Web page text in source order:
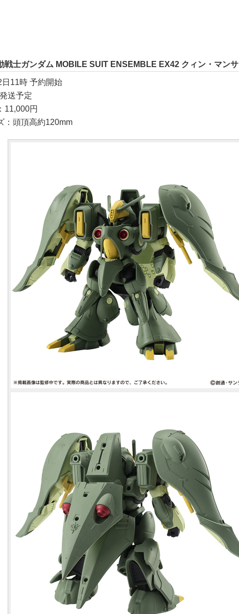
戦士ガンダム MOBILE SUIT ENSEMBLE EX42 クィン・マンサ
日11時 予約開始
送予定
11,000円
：頭頂高約120mm